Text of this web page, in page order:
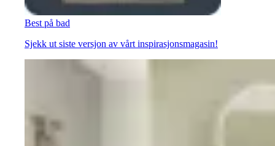
Best på bad
Sjekk ut siste versjon av vårt inspirasjonsmagasin!